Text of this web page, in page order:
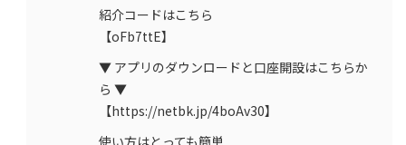
紹介コードはこちら
【oFb7ttE】
▼ アプリのダウンロードと口座開設はこちらか
ら ▼
【https://netbk.jp/4boAv30】
使い方はとっても簡単